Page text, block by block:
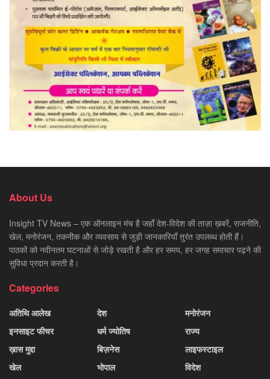
About Us
Insight TV News – एक ऑनलाइन मंच है जहाँ देश-विदेश की ताज़ा ख़बरें, राजनीति,
खेल, मनोरंजन, तकनीक और व्यवसाय से जुड़ी जानकारियाँ तुरंत उपलब्ध होती हैं।
पाठकों को नवीनतम घटनाओं से जोड़े रखती है और हर समय, हर जगह समाचार पढ़ने की
सुविधा प्रदान करती है।
Categories
अतिथि आलेख
इनसाइट फीचर
ख़ास मुद्दा
खेल
देश
धर्म ज्योतिष
बिज़नेस
भोपाल
मनोरंजन
राज्य
लाइफस्टाइल
विदेश